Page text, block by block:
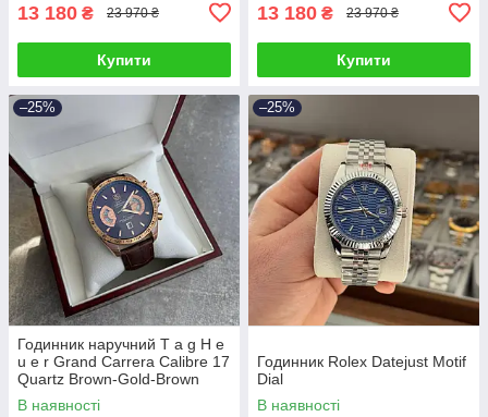
13 180 ₴ 23 970 ₴
Купити
13 180 ₴ 23 970 ₴
Купити
–25%
Годинник наручний T a g H e
u e r Grand Carrera Calibre 17
Quartz Brown-Gold-Brown
В наявності
–25%
Годинник Rolex Datejust Motif
Dial
В наявності